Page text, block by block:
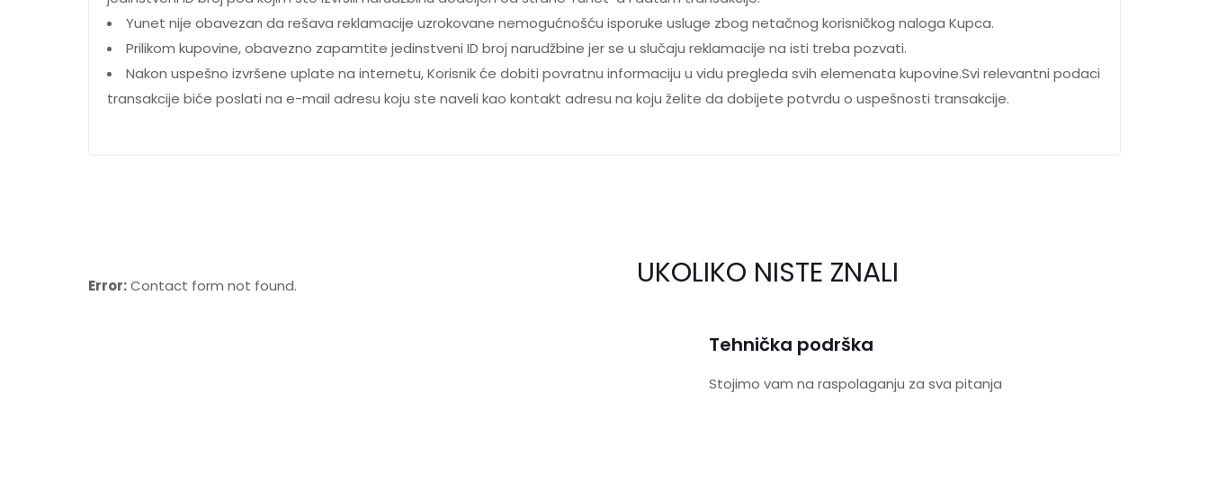
Yunet nije obavezan da rešava reklamacije uzrokovane nemogućnošću isporuke usluge zbog netačnog korisničkog naloga Kupca.
Prilikom kupovine, obavezno zapamtite jedinstveni ID broj narudžbine jer se u slučaju reklamacije na isti treba pozvati.
Nakon uspešno izvršene uplate na internetu, Korisnik će dobiti povratnu informaciju u vidu pregleda svih elemenata kupovine.Svi relevantni podaci
transakcije biće poslati na e-mail adresu koju ste naveli kao kontakt adresu na koju želite da dobijete potvrdu o uspešnosti transakcije.
Error:Contact form not found. UKOLIKO NISTE ZNALI
Tehnička podrška
Stojimo vam na raspolaganju za sva pitanja